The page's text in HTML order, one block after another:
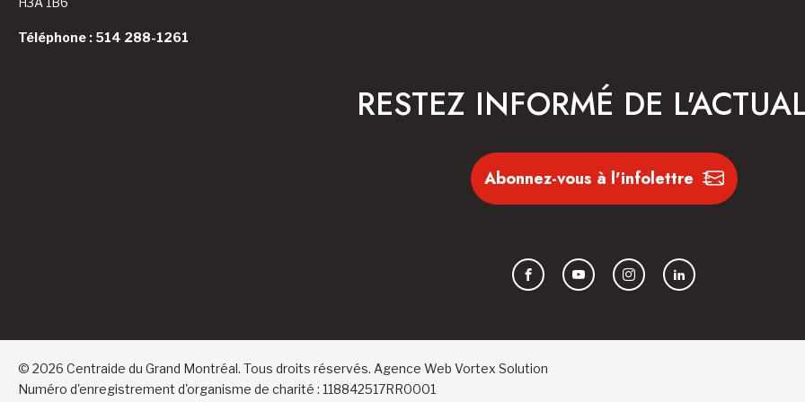
Téléphone : 514 288-1261
RESTEZ INFORMÉ DE
Abonnez-vous à l'infolettre
FacebookYouTubeInstagramLinkedIn
© 2026 Centraide du Grand Montréal. Tous droits réservés. Agence Web Vortex Solution
Numéro d'enregistrement d'organisme de charité : 118842517RR0001